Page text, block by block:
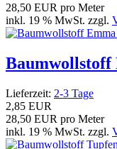
28,50 EUR pro Meter
inkl. 19 % MwSt. zzgl.
Lieferzeit: 2-3 Tage
2,85 EUR
28,50 EUR pro Meter
inkl. 19 % MwSt. zzgl.